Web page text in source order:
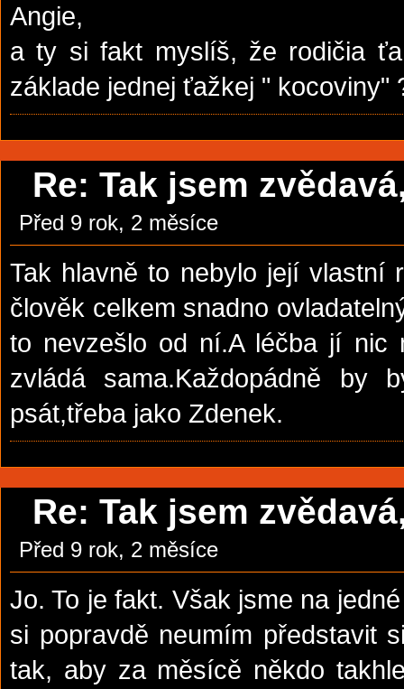
Angie,
a ty si fakt myslíš, že rodičia
základe jednej ťažkej " kocoviny"
Re: Tak jsem
Před 9 rok, 2 měsíce
Tak hlavně to nebylo její vlastní
člověk celkem snadno
to nevzešlo od ní.A léčba jí nic
zvládá sama.Každopádně by
psát,třeba jako Zdenek.
Re: Tak jsem
Před 9 rok, 2 měsíce
Jo. To je fakt. Však jsme na
si popravdě neumím představit
tak, aby za měsícě někdo